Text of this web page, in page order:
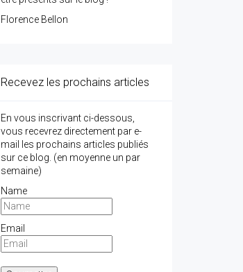
Florence Bellon
Recevez les prochains articles
En vous inscrivant ci-dessous,
vous recevrez directement par e-
mail les prochains articles publiés
sur ce blog. (en moyenne un par
semaine)
Name
Email